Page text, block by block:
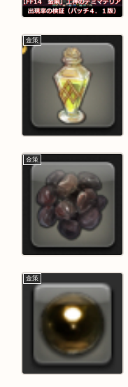
金策
金策
金策